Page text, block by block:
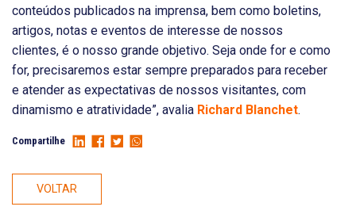
conteúdos publicados na imprensa, bem como boletins,
artigos, notas e eventos de interesse de nossos
clientes, é o nosso grande objetivo. Seja onde for e como
for, precisaremos estar sempre preparados para receber
e atender as expectativas de nossos visitantes, com
dinamismo e atratividade”, avalia Richard Blanchet.
Compartilhe
VOLTAR